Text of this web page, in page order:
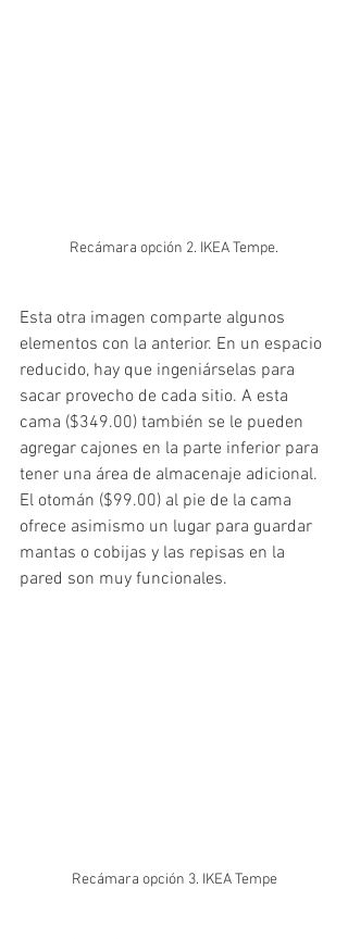
Recámara opción 2. IKEA Tempe.
Esta otra imagen comparte algunos
elementos con la anterior. En un espacio
reducido, hay que ingeniárselas para
sacar provecho de cada sitio. A esta
cama ($349.00) también se le pueden
agregar cajones en la parte inferior para
tener una área de almacenaje adicional.
El otomán ($99.00) al pie de la cama
ofrece asimismo un lugar para guardar
mantas o cobijas y las repisas en la
pared son muy funcionales.
Recámara opción 3. IKEA Tempe